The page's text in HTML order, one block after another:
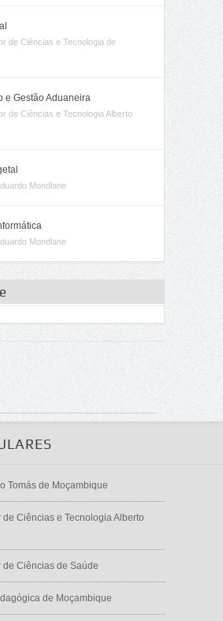
de Ciências e Tecnologia de
e Gestão Aduaneira
de Ciências e Tecnologia Alberto
Mondlane
Mondlane
Tomás de Moçambique
de Ciências e Tecnologia Alberto
de Ciências de Saúde
de Moçambique